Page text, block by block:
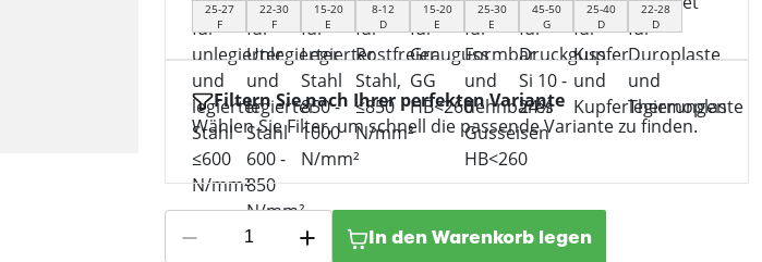
25-27
F
22-30
F
15-20
E
8-12
D
15-20
E
25-30
E
45-50
G
25-40
D
22-28
D
Filtern Sie nach Ihrer perfekten Variante
Wählen Sie Filter, um schnell die passende Variante zu finden.
In den Warenkorb legen